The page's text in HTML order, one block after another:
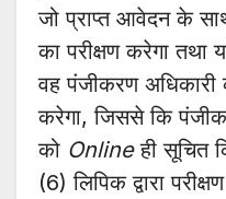
जो प्राप्त आवेदन के
का परीक्षण करेगा तथा
वह पंजीकरण अधिकारी
करेगा, जिससे कि
को Onlineही सूचित
(6) लिपिक द्वारा